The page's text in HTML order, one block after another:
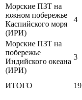
Морские ПЗТ на
южном побережье
Каспийского моря
(ИРИ)
4
Морские ПЗТ на
побережье
Индийского океана
(ИРИ)
3
ИТОГО 19